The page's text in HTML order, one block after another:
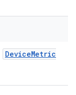
DeviceMetric